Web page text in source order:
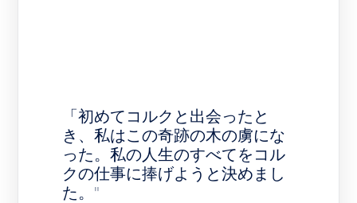
「初めてコルクと出会ったと
き、私はこの奇跡の木の虜にな
った。私の人生のすべてをコル
クの仕事に捧げようと決めまし
た。"